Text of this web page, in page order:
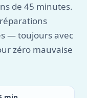
de 45 minutes.
— toujours avec
zéro mauvaise